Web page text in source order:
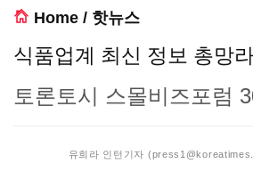
Home / 핫뉴스
식품업계 최신 정보 총망
토론토시 스몰비즈포럼
유희라 인턴기자